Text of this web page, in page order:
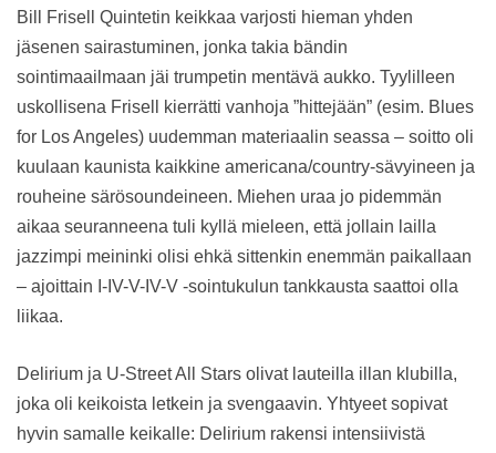
Bill Frisell Quintetin keikkaa varjosti hieman yhden
jäsenen sairastuminen, jonka takia bändin
sointimaailmaan jäi trumpetin mentävä aukko. Tyylilleen
uskollisena Frisell kierrätti vanhoja ”hittejään” (esim. Blues
for Los Angeles) uudemman materiaalin seassa – soitto oli
kuulaan kaunista kaikkine americana/country-sävyineen ja
rouheine särösoundeineen. Miehen uraa jo pidemmän
aikaa seuranneena tuli kyllä mieleen, että jollain lailla
jazzimpi meininki olisi ehkä sittenkin enemmän paikallaan
– ajoittain I-IV-V-IV-V -sointukulun tankkausta saattoi olla
liikaa.
Delirium ja U-Street All Stars olivat lauteilla illan klubilla,
joka oli keikoista letkein ja svengaavin. Yhtyeet sopivat
hyvin samalle keikalle: Delirium rakensi intensiivistä